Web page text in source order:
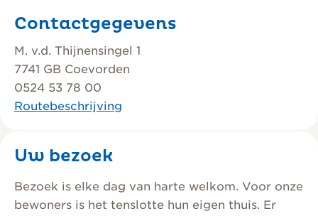
Contactgegevens
M. v.d. Thijnensingel 1
7741 GB Coevorden
0524 53 78 00
Routebeschrijving
Uw bezoek
Bezoek is elke dag van harte welkom. Voor onze
bewoners is het tenslotte hun eigen thuis. Er